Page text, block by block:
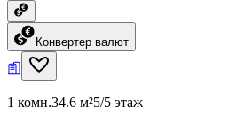
Конвертер валют
1 комн.34.6 м²5/5 этаж